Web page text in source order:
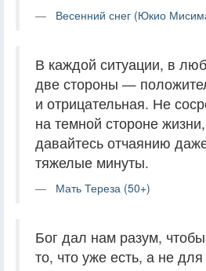
Весенний снег (Юкио
В каждой ситуации, в
две стороны —
и отрицательная. Не
на темной стороне
давайтесь отчаянию
тяжелые ми­нуты.
Мать Тереза (50+)
Бог дал нам разум,
то, что уже есть, а не